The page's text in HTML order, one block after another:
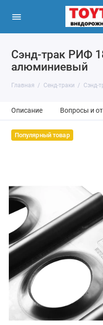
Сэнд-трак РИФ
алюминиевый
Главная Сенд-траки Сэнд-
Описание Вопросы и
Популярный товар